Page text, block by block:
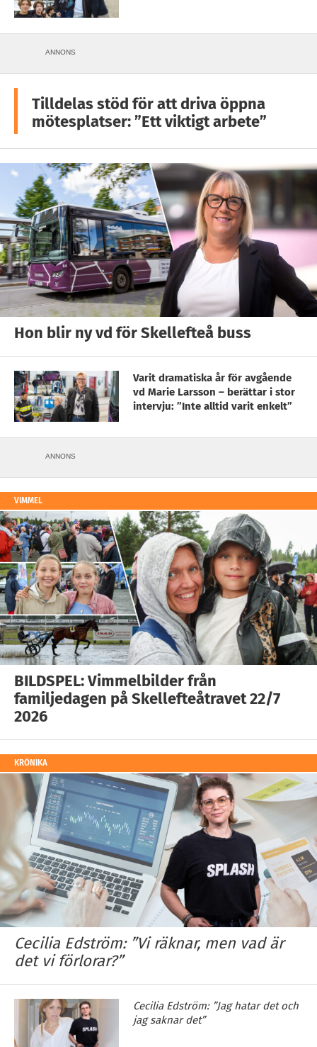
ANNONS
Tilldelas stöd för att driva öppna
mötesplatser: ”Ett viktigt arbete”
Hon blir ny vd för Skellefteå buss
Varit dramatiska år för avgående
vd Marie Larsson – berättar i stor
intervju: ”Inte alltid varit enkelt”
ANNONS
VIMMEL
BILDSPEL: Vimmelbilder från
familjedagen på Skellefteåtravet 22/7
2026
KRÖNIKA
Cecilia Edström: ”Vi räknar, men vad är
det vi förlorar?”
Cecilia Edström: ”Jag hatar det och
jag saknar det”